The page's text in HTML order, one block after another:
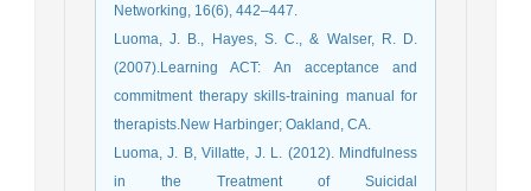
Networking, 16(6), 442–447.
Luoma, J. B., Hayes, S. C., & Walser, R. D.
(2007).Learning ACT: An acceptance and
commitment therapy skills-training manual for
therapists.New Harbinger; Oakland, CA.
Luoma, J. B, Villatte, J. L. (2012). Mindfulness
in the Treatment of Suicidal